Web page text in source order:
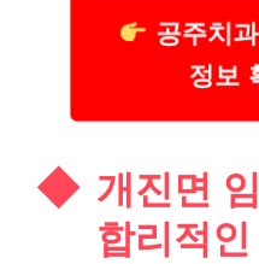
공주치
정보
개진면
합리적